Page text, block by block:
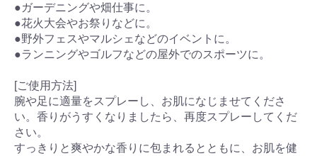
●ガーデニングや畑仕事に。
●花火大会やお祭りなどに。
●野外フェスやマルシェなどのイベントに。
●ランニングやゴルフなどの屋外でのスポーツに。
[ご使用方法]
腕や足に適量をスプレーし、お肌になじませてくださ
い。香りがうすくなりましたら、再度スプレーしてくだ
さい。
すっきりと爽やかな香りに包まれるとともに、お肌を健